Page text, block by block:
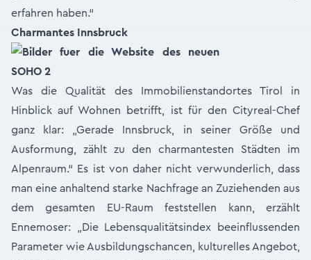
erfahren haben.“
Charmantes Innsbruck
Was die Qualität des Immobilienstandortes Tirol in
Hinblick auf Wohnen betrifft, ist für den Cityreal-Chef
ganz klar: „Gerade Innsbruck, in seiner Größe und
Ausformung, zählt zu den charmantesten Städten im
Alpenraum.“ Es ist von daher nicht verwunderlich, dass
man eine anhaltend starke Nachfrage an Zuziehenden aus
dem gesamten EU-Raum feststellen kann, erzählt
Ennemoser: „Die Lebensqualitätsindex beeinflussenden
Parameter wie Ausbildungschancen, kulturelles Angebot,